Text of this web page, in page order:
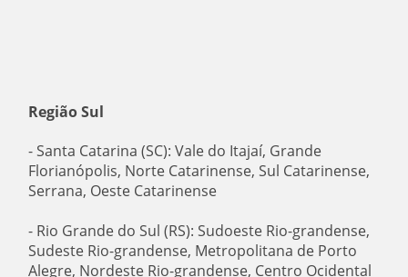
Região Sul
- Santa Catarina (SC): Vale do Itajaí, Grande
Florianópolis, Norte Catarinense, Sul Catarinense,
Serrana, Oeste Catarinense
- Rio Grande do Sul (RS): Sudoeste Rio-grandense,
Sudeste Rio-grandense, Metropolitana de Porto
Alegre, Nordeste Rio-grandense, Centro Ocidental